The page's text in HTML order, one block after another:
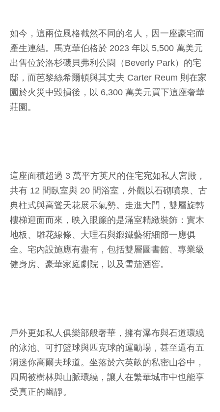
如今，這兩位風格截然不同的名人，因一座豪宅而
產生連結。馬克華伯格於 2023 年以 5,500 萬美元
出售位於洛杉磯貝弗利公園（Beverly Park）的宅
邸，而芭黎絲希爾頓與其丈夫 Carter Reum 則在家
園於火災中毀損後，以 6,300 萬美元買下這座奢華
莊園。
這座面積超過 3 萬平方英尺的住宅宛如私人宮殿，
共有 12 間臥室與 20 間浴室，外觀以石砌噴泉、古
典柱式與高聳天花展示氣勢。走進大門，雙層旋轉
樓梯迎面而來，映入眼簾的是滿室精緻裝飾：實木
地板、雕花線條、大理石與鍛鐵藝術細節一應俱
全。宅內設施應有盡有，包括雙層圖書館、專業級
健身房、豪華家庭劇院，以及雪茄酒窖。
戶外更如私人俱樂部般奢華，擁有瀑布與石道環繞
的泳池、可打籃球與匹克球的運動場，甚至還有五
洞迷你高爾夫球道。坐落於六英畝的私密山谷中，
四周被樹林與山脈環繞，讓人在繁華城市中也能享
受真正的幽靜。